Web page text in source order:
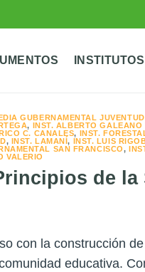
INSTITUTOS
GUBERNAMENTAL
, INST. ALBERTO GALEANO
C. CANALES, INST.
, INST. LAMANÍ, INST. LUIS
SAN FRANCISCO,
VALERIO
de la
con la construcción
educativa.